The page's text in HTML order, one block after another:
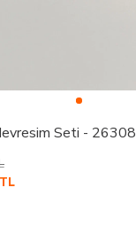
Seti - 26308
TL